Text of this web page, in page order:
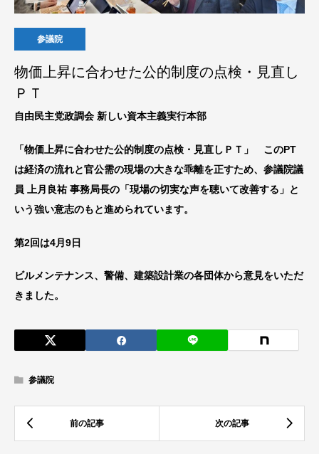
参議院
物価上昇に合わせた公的制度の点検・見直し
ＰＴ
自由民主党政調会 新しい資本主義実行本部
「物価上昇に合わせた公的制度の点検・見直しＰＴ」 このPT
は経済の流れと官公需の現場の大きな乖離を正すため、参議院議
員 上月良祐 事務局長の「現場の切実な声を聴いて改善する」と
いう強い意志のもと進められています。
第2回は4月9日
ビルメンテナンス、警備、建築設計業の各団体から意見をいただ
きました。
参議院